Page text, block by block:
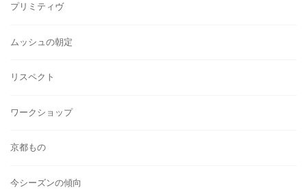
プリミティヴ
ムッシュの朝定
リスペクト
ワークショップ
京都もの
今シーズンの傾向